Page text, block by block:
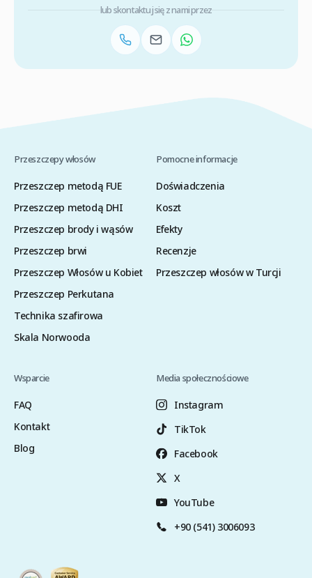
lub skontaktuj się z nami przez
Przeszczepy włosów
Przeszczep metodą FUE
Przeszczep metodą DHI
Przeszczep brody i wąsów
Przeszczep brwi
Przeszczep Włosów u Kobiet
Przeszczep Perkutana
Technika szafirowa
Skala Norwooda
Pomocne informacje
Doświadczenia
Koszt
Efekty
Recenzje
Przeszczep włosów w Turcji
Wsparcie
FAQ
Kontakt
Blog
Media społecznościowe
Instagram
TikTok
Facebook
X
YouTube
+90 (541) 3006093